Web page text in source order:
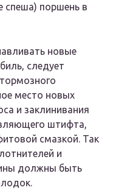
спеша) поршень в
новые
следует
место новых
и заклинивания
штифта,
смазкой. Так
и
должны быть